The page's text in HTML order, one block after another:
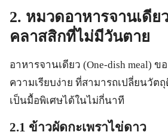
2. หมวดอาหารจานเดีย
คลาสสิกที่ไม่มีวันตาย
อาหารจานเดียว (One-dish meal)
ความเรียบง่าย ที่สามารถเปลี่ยนวัต
เป็นมื้อพิเศษได้ในไม่กี่นาที
2.1 ข้าวผัดกะเพราไข่ดาว